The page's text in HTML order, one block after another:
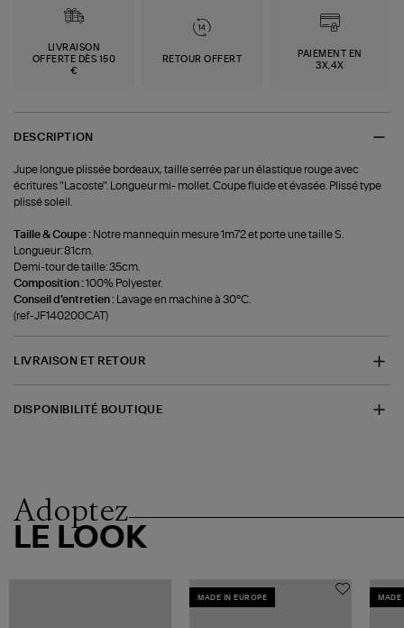
LIVRAISON
OFFERTE DÈS 150
€
RETOUR OFFERT
PAIEMENT EN
3X,4X
DESCRIPTION
Jupe longue plissée bordeaux, taille serrée par un élastique rouge avec
écritures "Lacoste". Longueur mi- mollet. Coupe fluide et évasée. Plissé type
plissé soleil.
Taille & Coupe : Notre mannequin mesure 1m72 et porte une taille S.
Longueur: 81cm.
Demi-tour de taille: 35cm.
Composition :100% Polyester.
Conseil d'entretien : Lavage en machine à 30°C.
(ref-JF140200CAT)
LIVRAISON ET RETOUR
DISPONIBILITÉ BOUTIQUE
Adoptez
LE LOOK
MADE IN EUROPE MADE